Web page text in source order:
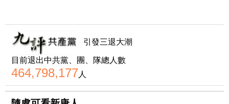
引發三退大潮
目前退出中共黨、團、隊總人數
464,798,177人